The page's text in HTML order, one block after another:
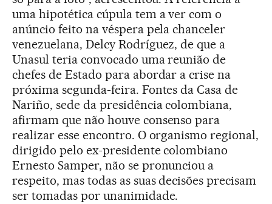
uma hipotética cúpula tem a ver com o
anúncio feito na véspera pela chanceler
venezuelana, Delcy Rodríguez, de que a
Unasul teria convocado uma reunião de
chefes de Estado para abordar a crise na
próxima segunda-feira. Fontes da Casa de
Nariño, sede da presidência colombiana,
afirmam que não houve consenso para
realizar esse encontro. O organismo regional,
dirigido pelo ex-presidente colombiano
Ernesto Samper, não se pronunciou a
respeito, mas todas as suas decisões precisam
ser tomadas por unanimidade.